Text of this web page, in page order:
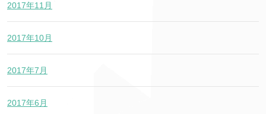
2017年11月
2017年10月
2017年7月
2017年6月